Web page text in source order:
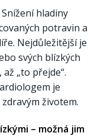
hladiny
potravin a
Nejdůležitější je
svých blízkých
„to přejde“.
je
životem.
– možná jim